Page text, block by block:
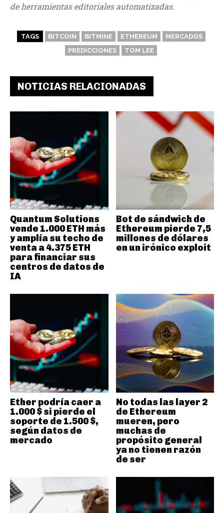
de herramientas editoriales automatizadas.
TAGS BITCOIN BITMINE ETHEREUM
MERCADOS
PREDICCIONES
TOM LEE
NOTICIAS RELACIONADAS
Quantum Solutions
vende 1.000 ETH más
y amplía su techo de
venta a 4.375 ETH
para financiar sus
centros de datos de
IA
Bot de sándwich de
Ethereum pierde 7,5
millones de dólares
en un irónico exploit
Ether podría caer a
1.000 $ si pierde el
soporte de 1.500 $,
según datos de
mercado
No todas las layer 2
de Ethereum
mueren, pero
muchas de
propósito general
ya no tienen razón
de ser